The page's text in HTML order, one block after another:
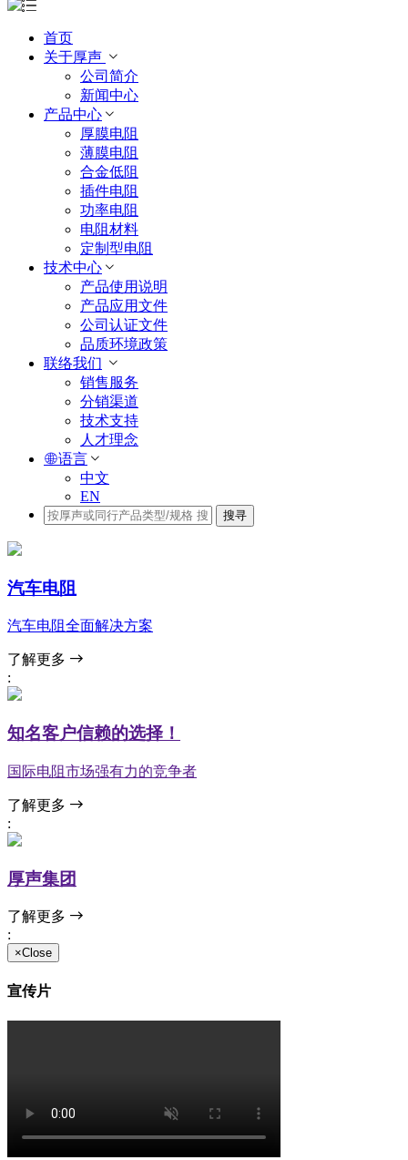
首页
关于厚声
公司简介
新闻中心
产品中心
厚膜电阻
薄膜电阻
合金低阻
插件电阻
功率电阻
电阻材料
定制型电阻
技术中心
产品使用说明
产品应用文件
公司认证文件
品质环境政策
联络我们
销售服务
分销渠道
技术支持
人才理念
语言
中文
EN
搜寻
汽车电阻
汽车电阻全面解决方案
了解更多
:
知名客户信赖的选择！
国际电阻市场强有力的竞争者
了解更多
:
厚声集团
了解更多
:
×Close
宣传片